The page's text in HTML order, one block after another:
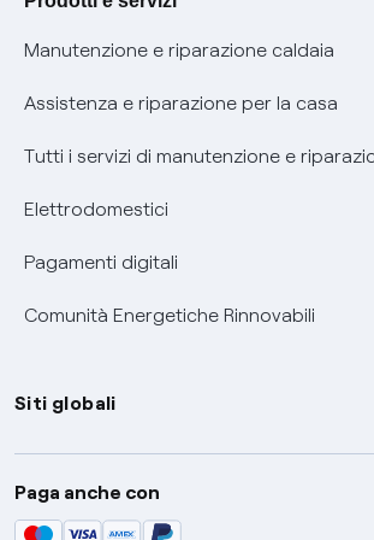
Informativa RAEE
Manutenzione e riparazione caldaia
Assistenza e riparazione per la casa
Tutti i servizi di manutenzione e
Elettrodomestici
Pagamenti digitali
Comunità Energetiche Rinnovabili
Siti globali
Enel Group
Enel Green Power
Paga anche con